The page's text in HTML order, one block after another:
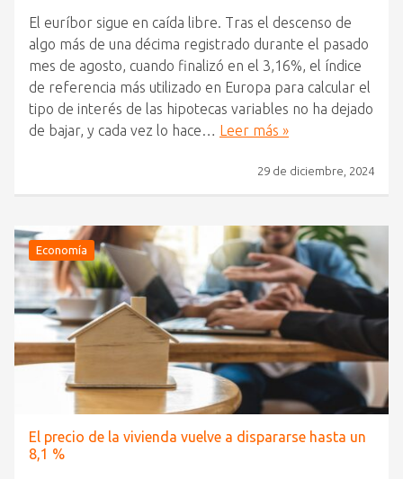
El euríbor sigue en caída libre. Tras el descenso de
algo más de una décima registrado durante el pasado
mes de agosto, cuando finalizó en el 3,16%, el índice
de referencia más utilizado en Europa para calcular el
tipo de interés de las hipotecas variables no ha dejado
de bajar, y cada vez lo hace… Leer más »
29 de diciembre, 2024
Economía
El precio de la vivienda vuelve a dispararse hasta un
8,1 %